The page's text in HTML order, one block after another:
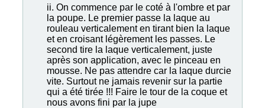
ii. On commence par le coté à l'ombre et par
la poupe. Le premier passe la laque au
rouleau verticalement en tirant bien la laque
et en croisant légèrement les passes. Le
second tire la laque verticalement, juste
après son application, avec le pinceau en
mousse. Ne pas attendre car la laque durcie
vite. Surtout ne jamais revenir sur la partie
qui a été tirée !!! Faire le tour de la coque et
nous avons fini par la jupe